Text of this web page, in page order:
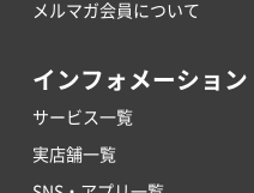
メルマガ会員について
インフォメーション
サービス一覧
実店舗一覧